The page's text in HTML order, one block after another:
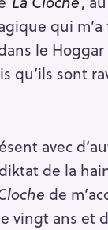
qui m’a
le
qu’ils sont
avec
de la
de
vingt ans et